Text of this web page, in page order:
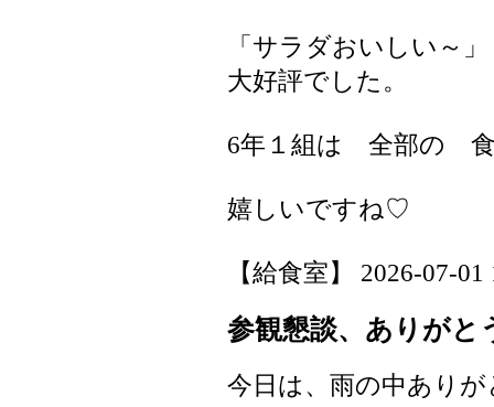
「サラダおいしい
大好評でした。
6年１組は 全部の
嬉しいですね♡
【給食室】 2026-07-
参観懇談、ありがと
今日は、雨の中あり